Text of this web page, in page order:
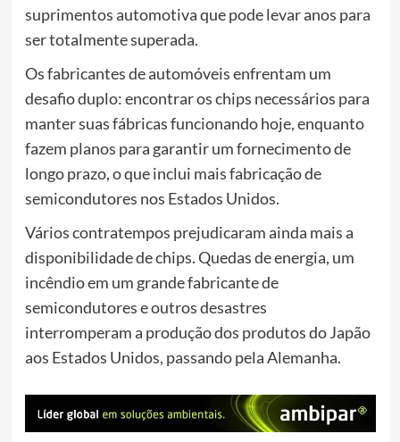
suprimentos automotiva que pode levar anos para
ser totalmente superada.
Os fabricantes de automóveis enfrentam um
desafio duplo: encontrar os chips necessários para
manter suas fábricas funcionando hoje, enquanto
fazem planos para garantir um fornecimento de
longo prazo, o que inclui mais fabricação de
semicondutores nos Estados Unidos.
Vários contratempos prejudicaram ainda mais a
disponibilidade de chips. Quedas de energia, um
incêndio em um grande fabricante de
semicondutores e outros desastres
interromperam a produção dos produtos do Japão
aos Estados Unidos, passando pela Alemanha.